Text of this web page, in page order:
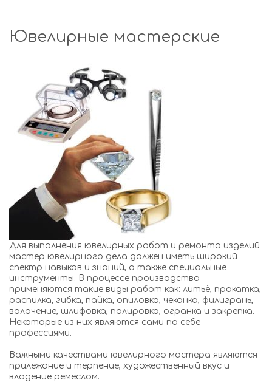
Ювелирные мастерские
Для выполнения ювелирных работ и ремонта изделий
мастер ювелирного дела должен иметь широкий
спектр навыков и знаний, а также специальные
инструменты. В процессе производства
применяются такие виды работ как: литьё, прокатка,
распилка, гибка, пайка, опиловка, чеканка, филигрань,
волочение, шлифовка, полировка, огранка и закрепка.
Некоторые из них являются сами по себе
профессиями.
Важными качествами ювелирного мастера являются
прилежание и терпение, художественный вкус и
владение ремеслом.